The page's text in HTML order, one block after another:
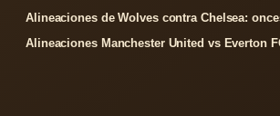
Alineaciones de Wolves contra Chelsea:
Alineaciones Manchester United vs Everton